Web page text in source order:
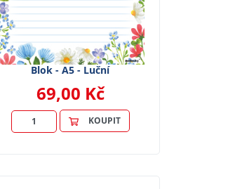
Blok - A5 - Luční
69,00 Kč
KOUPIT